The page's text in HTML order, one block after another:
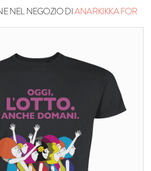
NEL NEGOZIO DIANARKIKKA FOR